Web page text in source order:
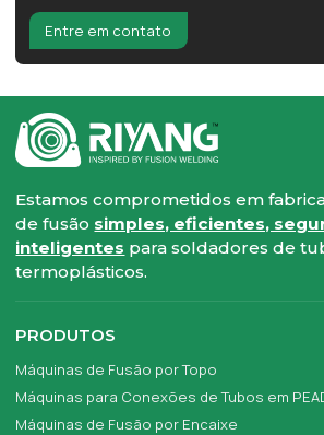
Entre em contato
Estamos comprometidos em
de fusão simples, eficientes,
inteligentes para soldadores de
termoplásticos.
PRODUTOS
Máquinas de Fusão por Topo
Máquinas para Conexões de Tubos em
Máquinas de Fusão por Encaixe